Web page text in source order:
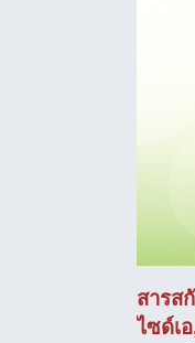
สารส
ไซด์เ